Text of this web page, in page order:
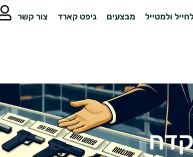
ולמטייל מבצעים גיפט קארד צור קשר